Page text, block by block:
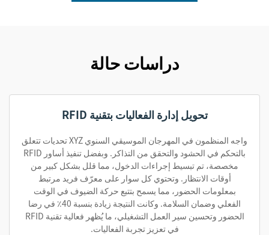
دراسات حالة
تحويل إدارة الفعاليات بتقنية RFID
واجه المنظمون في المهرجان الموسيقي السنوي XYZ تحديات تتعلق
بالتحكم في الحشود والتحقق من التذاكر. وبفضل تنفيذ أساور RFID
مخصصة، تم تبسيط إجراءات الدخول، مما قلل بشكل كبير من
أوقات الانتظار. وتحتوي كل سوار على معرّف فريد مرتبط
بمعلومات الحضور، مما يسمح بتتبع حركة الضيوف في الوقت
الفعلي وضمان السلامة. وكانت النتيجة زيادة بنسبة 40٪ في رضا
الحضور وتحسين سير العمل التشغيلي، ما يُظهر فعالية تقنية RFID
في تعزيز تجربة الفعاليات.